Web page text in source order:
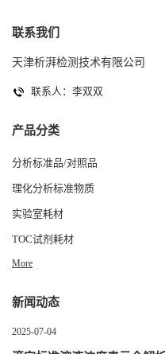
联系我们
天津析湃检测技术有限公司
联系人：李双双
产品分类
分析标准品/对照品
理化分析标准物质
实验室耗材
TOC试剂耗材
More
新闻动态
2025-07-04